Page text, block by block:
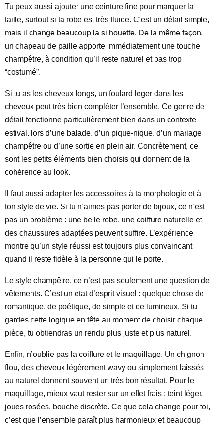
Tu peux aussi ajouter une ceinture fine pour marquer la
taille, surtout si ta robe est très fluide. C’est un détail simple,
mais il change beaucoup la silhouette. De la même façon,
un chapeau de paille apporte immédiatement une touche
champêtre, à condition qu’il reste naturel et pas trop
“costumé”.
Si tu as les cheveux longs, un foulard léger dans les
cheveux peut très bien compléter l’ensemble. Ce genre de
détail fonctionne particulièrement bien dans un contexte
estival, lors d’une balade, d’un pique-nique, d’un mariage
champêtre ou d’une sortie en plein air. Concrètement, ce
sont les petits éléments bien choisis qui donnent de la
cohérence au look.
Il faut aussi adapter les accessoires à ta morphologie et à
ton style de vie. Si tu n’aimes pas porter de bijoux, ce n’est
pas un problème : une belle robe, une coiffure naturelle et
des chaussures adaptées peuvent suffire. L’expérience
montre qu’un style réussi est toujours plus convaincant
quand il reste fidèle à la personne qui le porte.
Le style champêtre, ce n’est pas seulement une question de
vêtements. C’est un état d’esprit visuel : quelque chose de
romantique, de poétique, de simple et de lumineux. Si tu
gardes cette logique en tête au moment de choisir chaque
pièce, tu obtiendras un rendu plus juste et plus naturel.
Enfin, n’oublie pas la coiffure et le maquillage. Un chignon
flou, des cheveux légèrement wavy ou simplement laissés
au naturel donnent souvent un très bon résultat. Pour le
maquillage, mieux vaut rester sur un effet frais : teint léger,
joues rosées, bouche discrète. Ce que cela change pour toi,
c’est que l’ensemble paraît plus harmonieux et beaucoup